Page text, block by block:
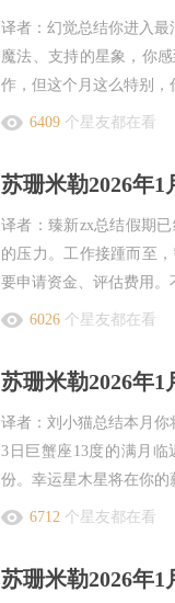
译者：幻觉总结你进入最
魔法、支持的星象，你
作，但这个月这么特别
6409 个星友都在看
苏珊米勒2026年1
译者：臻新zx总结假期
的压力。工作接踵而至
要申请资金、评估费用
6026 个星友都在看
苏珊米勒2026年1
译者：刘小猫总结本月你
3日巨蟹座13度的满月临
份。幸运星木星将在你
6712 个星友都在看
苏珊米勒2026年1